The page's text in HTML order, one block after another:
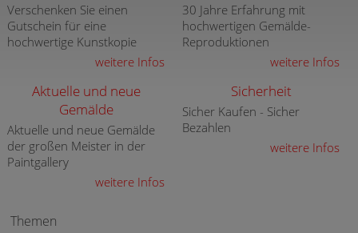
Verschenken Sie einen
Gutschein für eine
hochwertige Kunstkopie
weitere Infos
30 Jahre Erfahrung mit
hochwertigen Gemälde-
Reproduktionen
weitere Infos
Aktuelle und neue
Gemälde
Aktuelle und neue Gemälde
der großen Meister in der
Paintgallery
weitere Infos
Sicherheit
Sicher Kaufen - Sicher
Bezahlen
weitere Infos
Themen